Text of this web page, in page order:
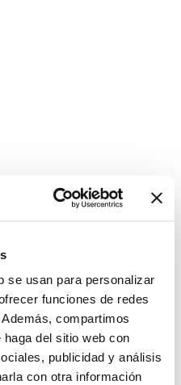
se usan para personalizar
funciones de redes
compartimos
del sitio web con
publicidad y análisis
con otra información